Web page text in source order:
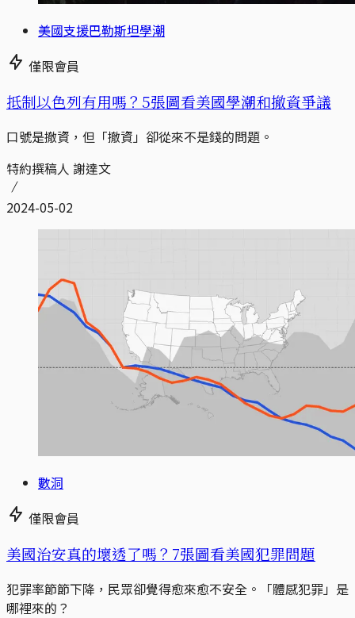
美國支援巴勒斯坦學潮
僅限會員
抵制以色列有用嗎？5張圖看美國學潮和撤資爭議
口號是撤資，但「撤資」卻從來不是錢的問題。
特約撰稿人 謝達文
2024-05-02
數洞
僅限會員
美國治安真的壞透了嗎？7張圖看美國犯罪問題
犯罪率節節下降，民眾卻覺得愈來愈不安全。「體感犯罪」是
哪裡來的？